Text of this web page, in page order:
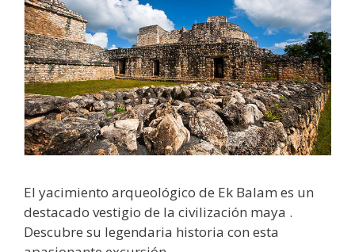
El yacimiento arqueológico de Ek Balam es un
destacado vestigio de la civilización maya .
Descubre su legendaria historia con esta